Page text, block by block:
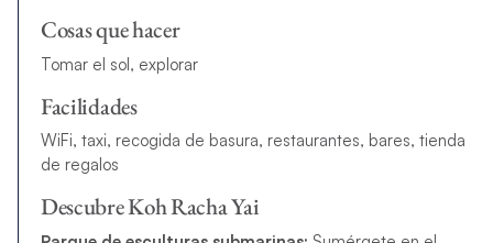
Cosas que hacer
Tomar el sol, explorar
Facilidades
WiFi, taxi, recogida de basura, restaurantes, bares, tienda
de regalos
Descubre Koh Racha Yai